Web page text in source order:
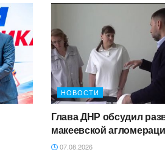
НОВОСТИ
Глава ДНР обсудил
макеевской
07.08.2026